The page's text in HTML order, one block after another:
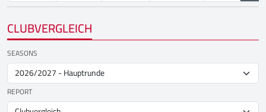
CLUBVERGLEICH
SEASONS
REPORT